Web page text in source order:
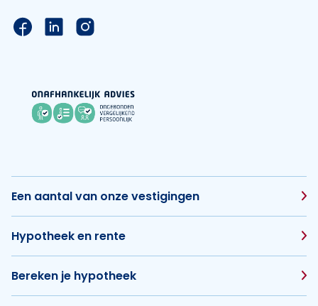
Link naar de Facebook pagina van Hypotheek
Link naar de LinkedIn pagina van
Link naar de Instagram pagina van
Een aantal van onze vestigingen
Hypotheek en rente
Bereken je hypotheek